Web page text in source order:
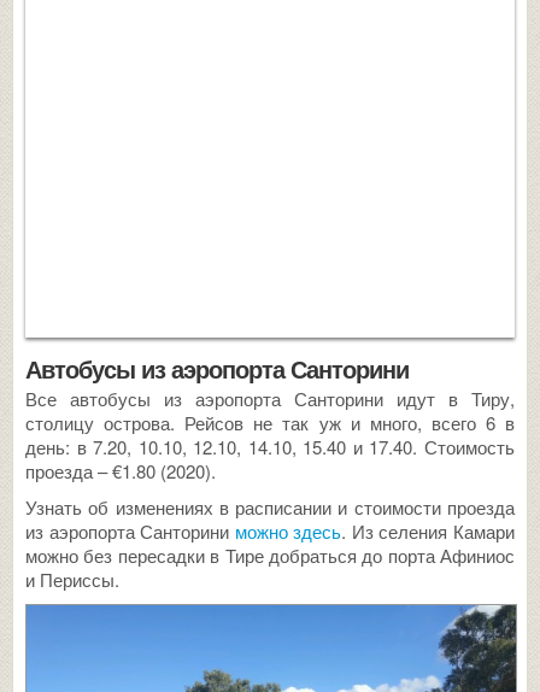
Автобусы из аэропорта Санторини
Все автобусы из аэропорта Санторини идут в Тиру,
столицу острова. Рейсов не так уж и много, всего 6 в
день: в 7.20, 10.10, 12.10, 14.10, 15.40 и 17.40. Стоимость
проезда – €1.80 (2020).
Узнать об изменениях в расписании и стоимости проезда
из аэропорта Санторини можно здесь. Из селения Камари
можно без пересадки в Тире добраться до порта Афиниос
и Периссы.